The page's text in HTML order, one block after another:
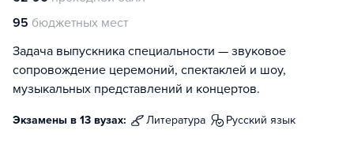
95 бюджетных мест
Задача выпускника специальности — звуковое
сопровождение церемоний, спектаклей и шоу,
музыкальных представлений и концертов.
Экзамены в 13 вузах: литература русский язык